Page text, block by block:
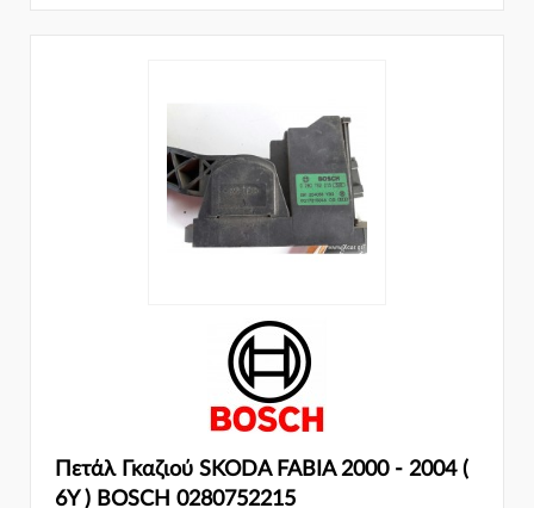
Πετάλ Γκαζιού SKODA FABIA 2000 - 2004 (
6Y ) BOSCH 0280752215